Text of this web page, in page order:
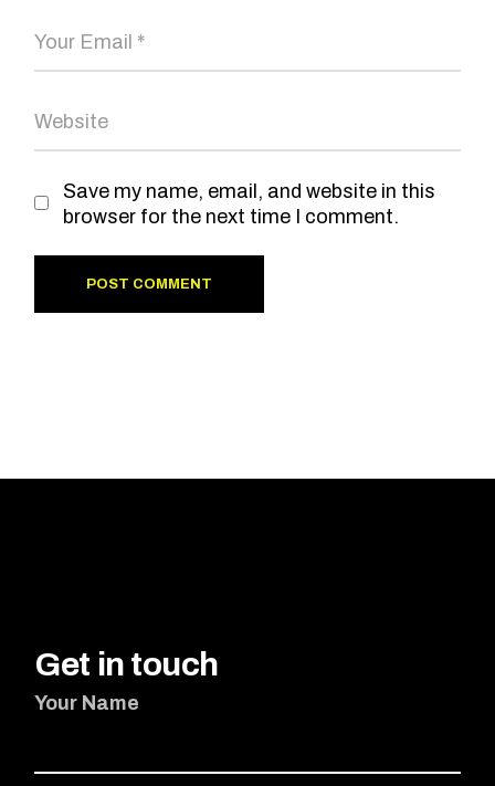
Save my name, email, and website in this
browser for the next time I comment.
POST COMMENT
Get in touch
Your Name